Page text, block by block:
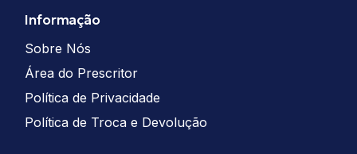
Informação
Sobre Nós
Área do Prescritor
Política de Privacidade
Política de Troca e Devolução